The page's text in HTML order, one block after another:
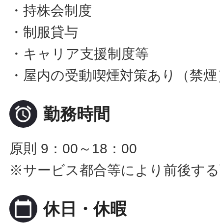
・持株会制度
・制服貸与
・キャリア支援制度等
・屋内の受動喫煙対策あり（禁
 勤務時間
原則 9：00～18：00
※サービス都合等により前後す
calendar_today 休日・休暇